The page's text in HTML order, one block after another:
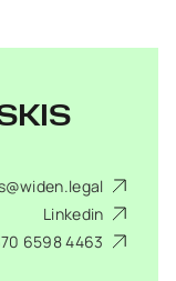
Linkedin
6598 4463